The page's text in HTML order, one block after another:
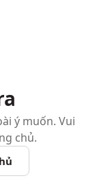
ý muốn. Vui
chủ.